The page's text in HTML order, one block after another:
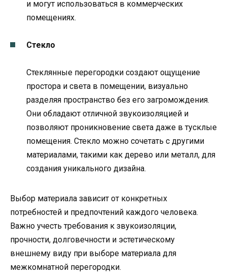
и могут использоваться в коммерческих
помещениях.
Стекло
Стеклянные перегородки создают ощущение
простора и света в помещении, визуально
разделяя пространство без его загромождения.
Они обладают отличной звукоизоляцией и
позволяют проникновение света даже в тусклые
помещения. Стекло можно сочетать с другими
материалами, такими как дерево или металл, для
создания уникального дизайна.
Выбор материала зависит от конкретных
потребностей и предпочтений каждого человека.
Важно учесть требования к звукоизоляции,
прочности, долговечности и эстетическому
внешнему виду при выборе материала для
межкомнатной перегородки.